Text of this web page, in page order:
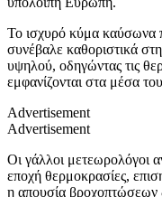
Το ισχυρό κύμα καύσωνα
συνέβαλε καθοριστικά
υψηλού, οδηγώντας τις
εμφανίζονται στα μέσα
Advertisement
Advertisement
Οι γάλλοι μετεωρολόγοι
εποχή θερμοκρασίες,
η απουσία βροχοπτώσεων